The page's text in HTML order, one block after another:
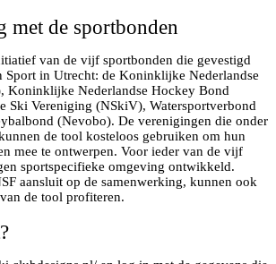
met de sportbonden
van de vijf sportbonden die gevestigd
Sport in Utrecht: de Koninklijke Nederlandse
Koninklijke Nederlandse Hockey Bond
Ski Vereniging (NSkiV), Watersportverbond
(Nevobo). De verenigingen die onder
de tool kosteloos gebruiken om hun
mee te ontwerpen. Voor ieder van de vijf
sportspecifieke omgeving ontwikkeld.
aansluit op de samenwerking, kunnen ook
de tool profiteren.